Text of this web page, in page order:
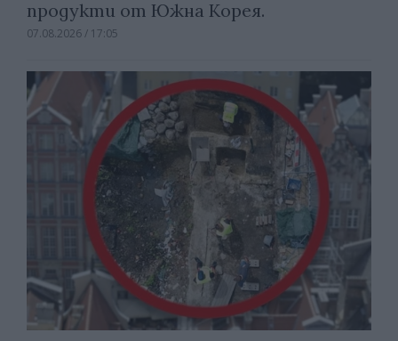
продукти от Южна Корея.
07.08.2026 / 17:05